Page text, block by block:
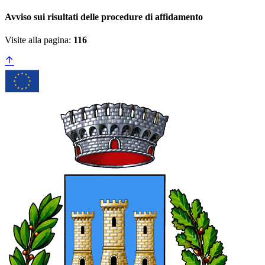
Avviso sui risultati delle procedure di affidamento
Visite alla pagina: 116